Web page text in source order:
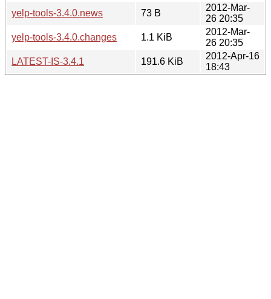
yelp-tools-3.4.0.news
73 B
2012-Mar-
26 20:35
yelp-tools-3.4.0.changes
1.1 KiB
2012-Mar-
26 20:35
LATEST-IS-3.4.1
191.6 KiB
2012-Apr-16
18:43